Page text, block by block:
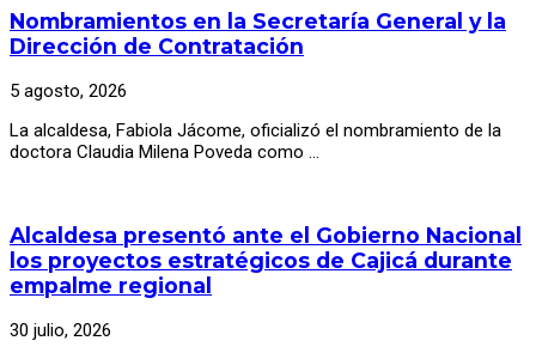
Nombramientos en la Secretaría General y la
Dirección de Contratación
5 agosto, 2026
La alcaldesa, Fabiola Jácome, oficializó el nombramiento de la
doctora Claudia Milena Poveda como …
Alcaldesa presentó ante el Gobierno Nacional
los proyectos estratégicos de Cajicá durante
empalme regional
30 julio, 2026